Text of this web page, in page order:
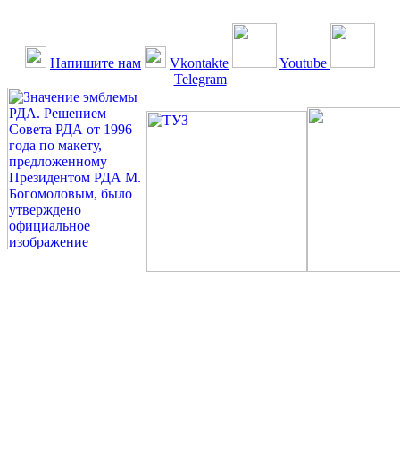
Напишите нам Vkontakte
Youtube
Telegram